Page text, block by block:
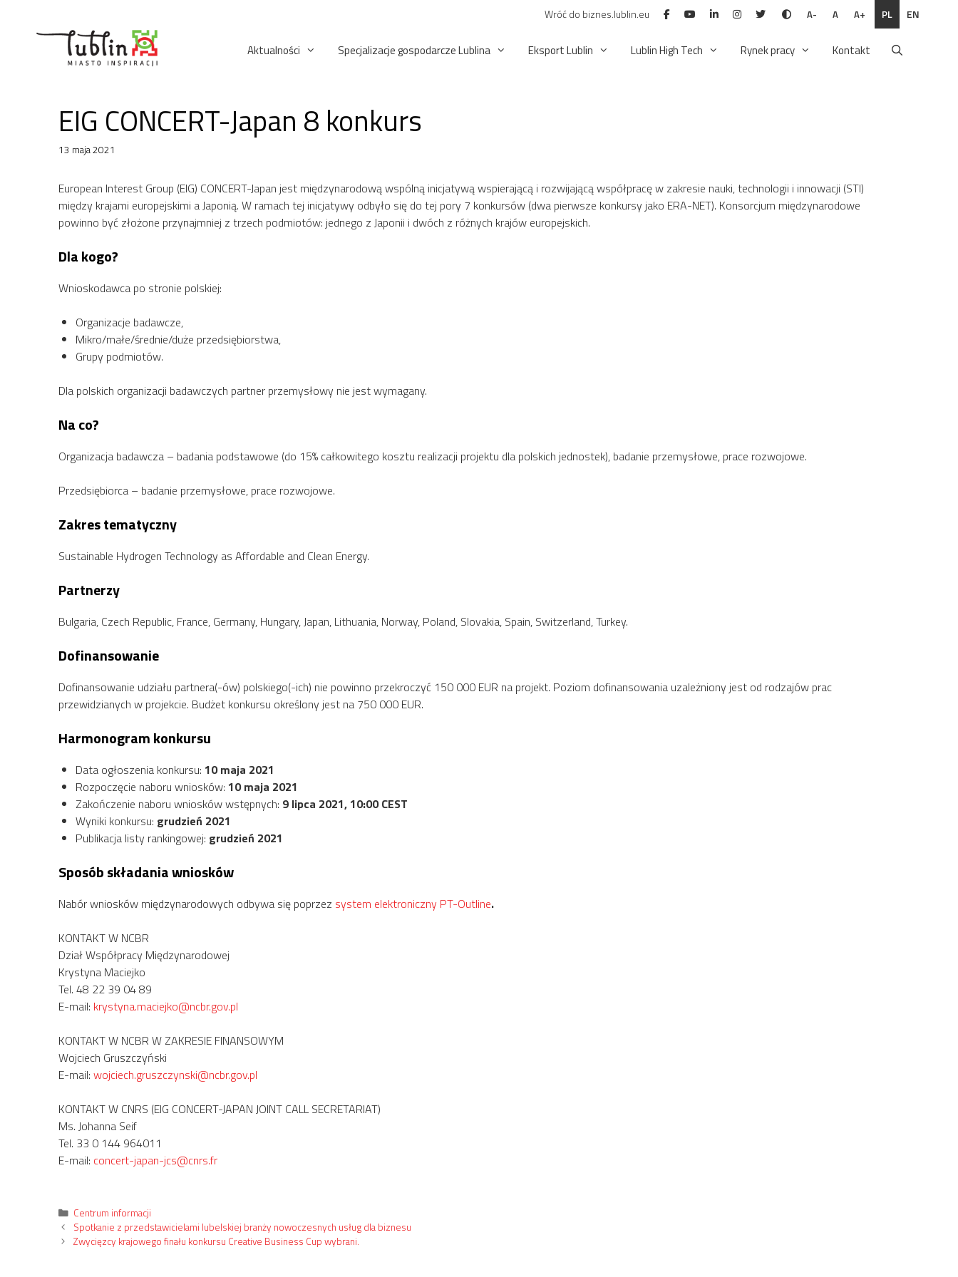
Wróć do biznes.lublin.eu A- A A+ PL EN
Aktualności Specjalizacje gospodarcze Lublina Eksport Lublin Lublin High Tech Rynek pracy Kontakt
EIG CONCERT-Japan 8 konkurs
13 maja 2021
European Interest Group (EIG) CONCERT-Japan jest międzynarodową wspólną inicjatywą wspierającą i rozwijającą współpracę w zakresie nauki, technologii i innowacji (STI)
między krajami europejskimi a Japonią. W ramach tej inicjatywy odbyło się do tej pory 7 konkursów (dwa pierwsze konkursy jako ERA-NET). Konsorcjum międzynarodowe
powinno być złożone przynajmniej z trzech podmiotów: jednego z Japonii i dwóch z różnych krajów europejskich.
Dla kogo?
Wnioskodawca po stronie polskiej:
Organizacje badawcze,
Mikro/małe/średnie/duże przedsiębiorstwa,
Grupy podmiotów.
Dla polskich organizacji badawczych partner przemysłowy nie jest wymagany.
Na co?
Organizacja badawcza – badania podstawowe (do 15% całkowitego kosztu realizacji projektu dla polskich jednostek), badanie przemysłowe, prace rozwojowe.
Przedsiębiorca – badanie przemysłowe, prace rozwojowe.
Zakres tematyczny
Sustainable Hydrogen Technology as Affordable and Clean Energy.
Partnerzy
Bulgaria, Czech Republic, France, Germany, Hungary, Japan, Lithuania, Norway, Poland, Slovakia, Spain, Switzerland, Turkey.
Dofinansowanie
Dofinansowanie udziału partnera(-ów) polskiego(-ich) nie powinno przekroczyć 150 000 EUR na projekt. Poziom dofinansowania uzależniony jest od rodzajów prac
przewidzianych w projekcie. Budżet konkursu określony jest na 750 000 EUR.
Harmonogram konkursu
Data ogłoszenia konkursu: 10 maja 2021
Rozpoczęcie naboru wniosków: 10 maja 2021
Zakończenie naboru wniosków wstępnych: 9 lipca 2021, 10:00 CEST
Wyniki konkursu: grudzień 2021
Publikacja listy rankingowej: grudzień 2021
Sposób składania wniosków
Nabór wniosków międzynarodowych odbywa się poprzez system elektroniczny PT-Outline.
KONTAKT W NCBR
Dział Współpracy Międzynarodowej
Krystyna Maciejko
Tel. 48 22 39 04 89
E-mail: krystyna.maciejko@ncbr.gov.pl
KONTAKT W NCBR W ZAKRESIE FINANSOWYM
Wojciech Gruszczyński
E-mail: wojciech.gruszczynski@ncbr.gov.pl
KONTAKT W CNRS (EIG CONCERT-JAPAN JOINT CALL SECRETARIAT)
Ms. Johanna Seif
Tel. 33 0 144 964011
E-mail: concert-japan-jcs@cnrs.fr
Kategorie
Centrum informacji
Spotkanie z przedstawicielami lubelskiej branży nowoczesnych usług dla biznesu
Zwycięzcy krajowego finału konkursu Creative Business Cup wybrani.